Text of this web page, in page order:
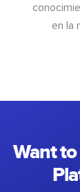
en la
Want